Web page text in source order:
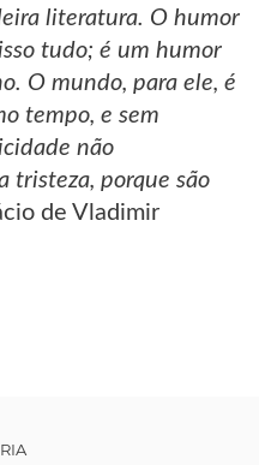
literatura. O humor
tudo; é um humor
O mundo, para ele, é
tempo, e sem
não
tristeza, porque são
de Vladimir